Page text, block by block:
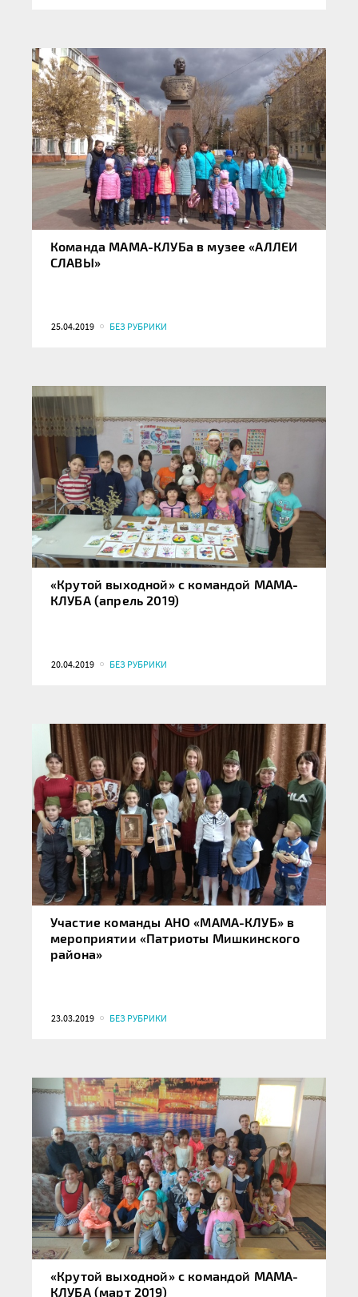
Команда МАМА-КЛУБа в музее «АЛЛЕИ
СЛАВЫ»
25.04.2019 БЕЗ РУБРИКИ
«Крутой выходной» с командой МАМА-
КЛУБА (апрель 2019)
20.04.2019 БЕЗ РУБРИКИ
Участие команды АНО «МАМА-КЛУБ» в
мероприятии «Патриоты Мишкинского
района»
23.03.2019 БЕЗ РУБРИКИ
«Крутой выходной» с командой МАМА-
КЛУБА (март 2019)